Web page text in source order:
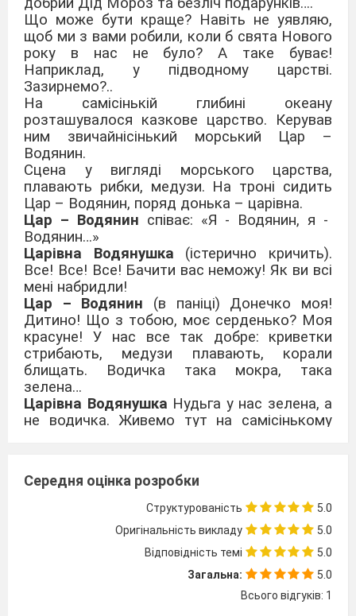
Що може бути краще? Навіть не уявляю,
щоб ми з вами робили, коли б свята Нового
року в нас не було? А таке буває!
Наприклад, у підводному царстві.
Зазирнемо?..
На самісінькій глибині океану
розташувалося казкове царство. Керував
ним звичайнісінький морський Цар –
Водянин.
Сцена у вигляді морського царства,
плавають рибки, медузи. На троні сидить
Цар – Водянин, поряд донька – царівна.
Цар – Водянин співає: «Я - Водянин, я -
Водянин…»
Царівна Водянушка (істерично кричить).
Все! Все! Все! Бачити вас неможу! Як ви всі
мені набридли!
Цар – Водянин (в паніці) Донечко моя!
Дитино! Що з тобою, моє серденько? Моя
красуне! У нас все так добре: криветки
стрибають, медузи плавають, корали
блищать. Водичка така мокра, така
зелена…
Царівна Водянушка Нудьга у нас зелена, а
не водичка. Живемо тут на самісінькому
Цар – Водянин
золотенька, не сумуй. Зараз ми тебе
розважимо. Гей, ледацюги. Годі
байдикувати. Розвеселіть мою красунечку
– Водянулечку, поки я з вас консервів не
(Танок від підводних мешканців).
(тупотить ногами).
Середня оцінка розробки
Структурованість
5.0
Оригінальність викладу
5.0
Відповідність темі
5.0
Загальна:
5.0
Всього відгуків: 1